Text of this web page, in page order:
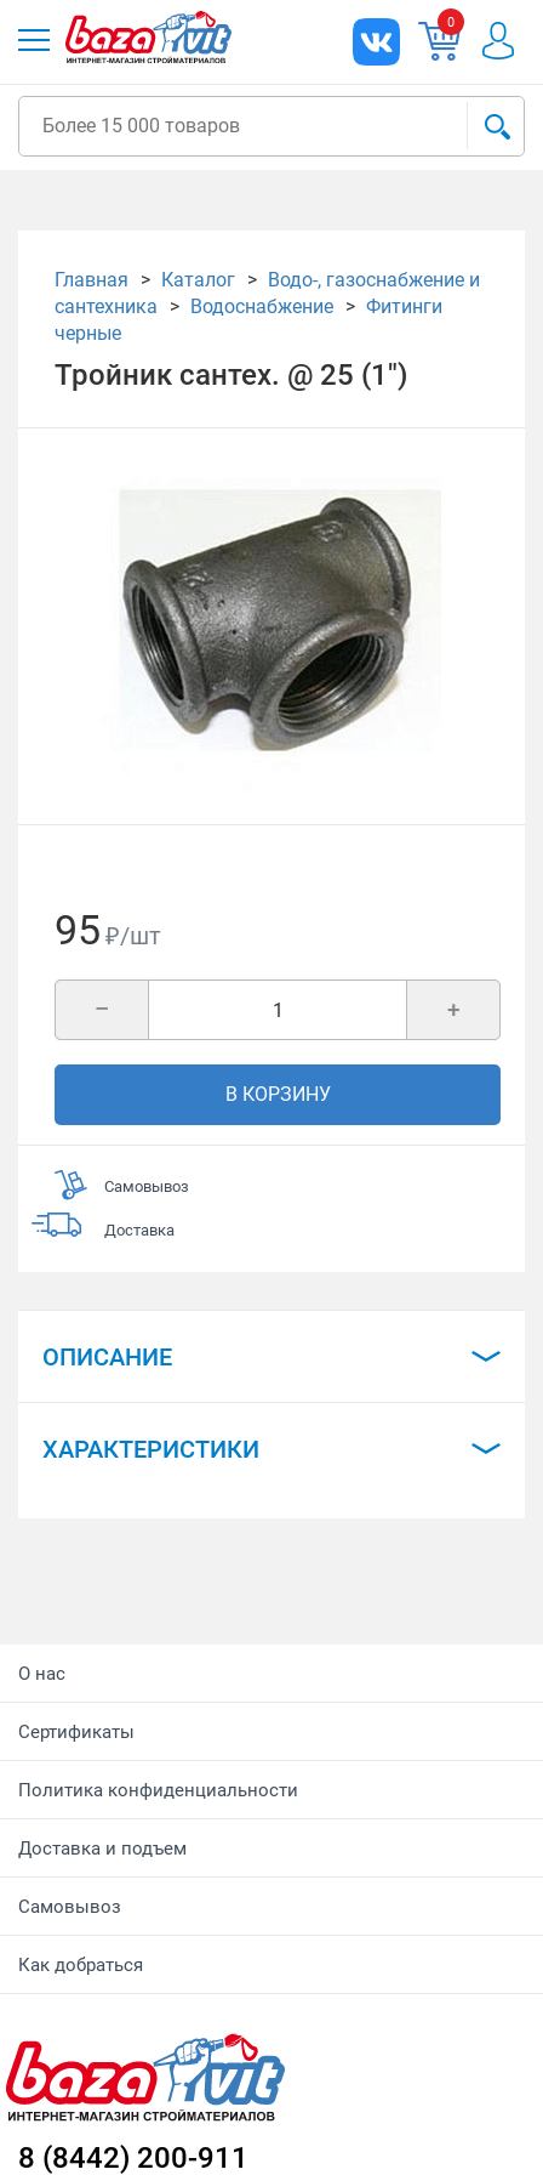
0
Главная Каталог
Водо-, газоснабжение и
сантехника
Водоснабжение
Фитинги
черные
Тройник сантех. @ 25 (1")
95 ₽/шт
+
–
В КОРЗИНУ
Самовывоз
Доставка
ОПИСАНИЕ
ХАРАКТЕРИСТИКИ
О нас
Сертификаты
Политика конфиденциальности
Доставка и подъем
Самовывоз
Как добраться
8 (8442) 200-911